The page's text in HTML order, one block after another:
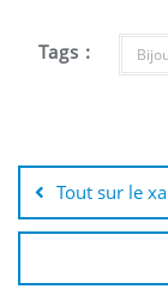
Tags :
de
l’article
Tout sur le